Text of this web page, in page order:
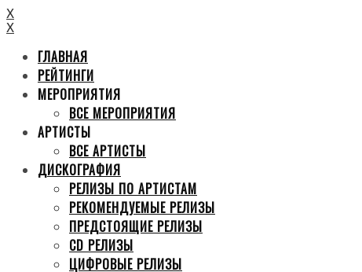
X
X
ГЛАВНАЯ
РЕЙТИНГИ
МЕРОПРИЯТИЯ
ВСЕ МЕРОПРИЯТИЯ
АРТИСТЫ
ВСЕ АРТИСТЫ
ДИСКОГРАФИЯ
РЕЛИЗЫ ПО АРТИСТАМ
РЕКОМЕНДУЕМЫЕ РЕЛИЗЫ
ПРЕДСТОЯЩИЕ РЕЛИЗЫ
CD РЕЛИЗЫ
ЦИФРОВЫЕ РЕЛИЗЫ